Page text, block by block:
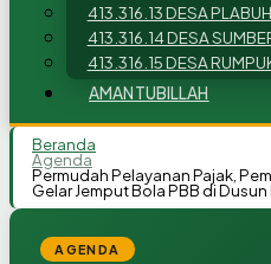
413.316.13 DESA
413.316.14 DESA
413.316.15 DESA
AMANTUBILLAH
Beranda
Agenda
Permudah Pelayanan Pajak,
Gelar Jemput Bola PBB di
AGENDA